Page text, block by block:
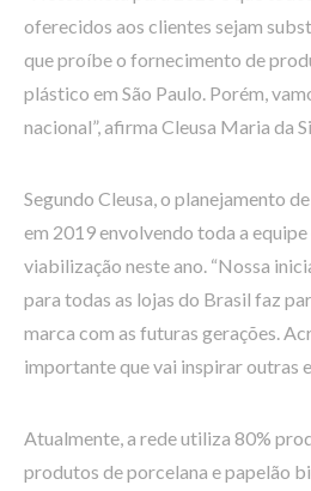
oferecidos aos clientes sejam
que proíbe o fornecimento de
plástico em São Paulo. Porém,
nacional”, afirma Cleusa Maria da
Segundo Cleusa, o planejamento
em 2019 envolvendo toda a equipe
viabilização neste ano. “Nossa
para todas as lojas do Brasil faz
marca com as futuras gerações.
importante que vai inspirar outras
Atualmente, a rede utiliza 80%
produtos de porcelana e papelão